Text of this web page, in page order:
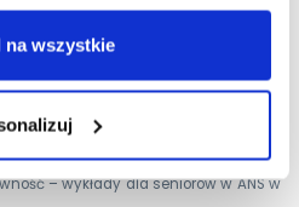
na wszystkie
wystartowała. Wybierz kierunek
– wykłady dla seniorów w ANS w